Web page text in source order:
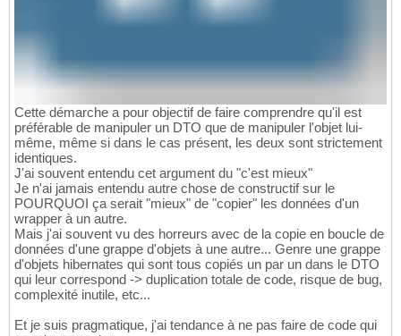
Cette démarche a pour objectif de faire comprendre qu'il est
préférable de manipuler un DTO que de manipuler l'objet lui-
même, même si dans le cas présent, les deux sont strictement
identiques.
J'ai souvent entendu cet argument du "c'est mieux"
Je n'ai jamais entendu autre chose de constructif sur le
POURQUOI ça serait "mieux" de "copier" les données d'un
wrapper à un autre.
Mais j'ai souvent vu des horreurs avec de la copie en boucle de
données d'une grappe d'objets à une autre... Genre une grappe
d'objets hibernates qui sont tous copiés un par un dans le DTO
qui leur correspond -> duplication totale de code, risque de bug,
complexité inutile, etc...
Et je suis pragmatique, j'ai tendance à ne pas faire de code qui